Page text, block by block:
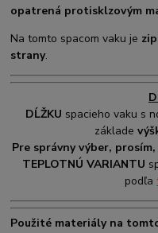
opatrená protisklzovým
Na tomto spacom vaku je
strany.
DĹŽKU spacieho vaku s
základe
Pre správny výber,
TEPLOTNÚ VARIANTU
podľa
Použité materiály na